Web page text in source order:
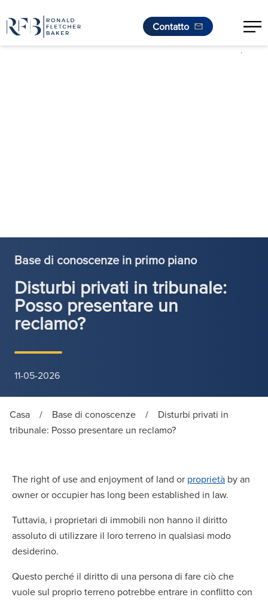
Contatto
.
Base di conoscenze in primo piano
Disturbi privati in tribunale:
Posso presentare un
reclamo?
11-05-2026
Casa / Base di conoscenze /
Disturbi privati in
tribunale: Posso presentare un reclamo?
The right of use and enjoyment of land or proprietà by an
owner or occupier has long been established in law.
Tuttavia, i proprietari di immobili non hanno il diritto
assoluto di utilizzare il loro terreno in qualsiasi modo
desiderino.
Questo perché il diritto di una persona di fare ciò che
vuole sul proprio terreno potrebbe entrare in conflitto con